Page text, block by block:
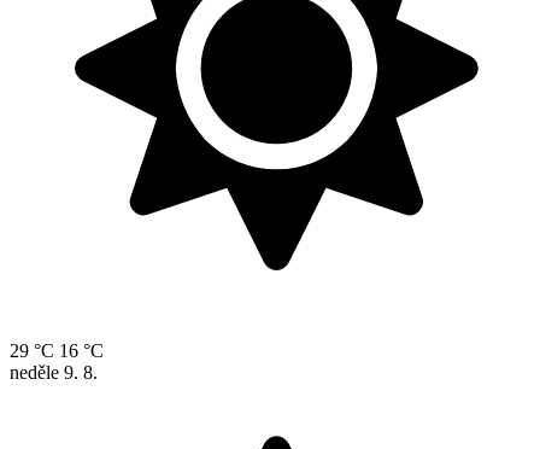
29 °C 16 °C
neděle 9. 8.